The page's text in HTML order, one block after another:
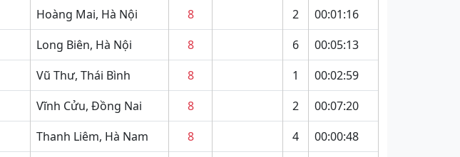
Hoàng Mai, Hà Nội 8 2
00:01:16
Long Biên, Hà Nội 8 6
00:05:13
Vũ Thư, Thái Bình 8 1
00:02:59
Vĩnh Cửu, Đồng Nai 8 2
00:07:20
Thanh Liêm, Hà Nam 8 4
00:00:48